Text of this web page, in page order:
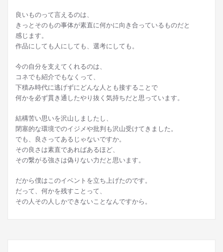
良いものって言えるのは、
きっとそのもの事体が素直に何かに向き合っているものだと
感じます。
作品にしても人にしても、選考にしても。
今の自分を支えてくれるのは、
コネでも紹介でもなくって、
下積み時代に逃げずにどんな人とも接することで
何かを必ず貫き通したやり抜く気持ちだと思っています。
結構苦い思いを沢山しましたし、
閉塞的な環境でのイジメや批判も沢山受けてきました。
でも、良さってあるじゃないですか。
その良さは素直であればあるほど、
その繋がる強さは偽りない力だと思います。
だから僕はこのイベントを立ち上げたのです。
だって、何かを残すことって、
その人その人しかできないことなんですから。